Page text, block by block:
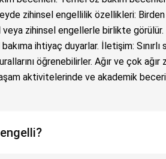
zihinsel engellilik özellikleri:
zihinsel engellerle birlikte görülür.
ihtiyaç duyarlar. İletişim: Sınırlı
öğrenebilirler. Ağır ve çok ağır
aktivitelerinde ve akademik